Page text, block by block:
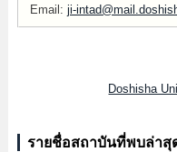
Email: ji-
Doshisha
รายชื่อสถาบันที่พบล่าสุ